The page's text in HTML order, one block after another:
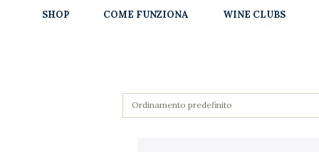
SHOP COME FUNZIONA WINE CLUBS
Partners